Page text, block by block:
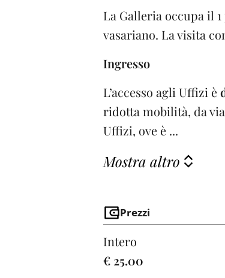
La Galleria occupa il
vasariano. La visita
Ingresso
L’accesso agli Uffizi è
ridotta mobilità, da
Uffizi, ove è ...
Mostra altro
Prezzi
Intero
€ 25.00